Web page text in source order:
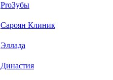
ProЗубы
Сароян Клиник
Эллада
Династия